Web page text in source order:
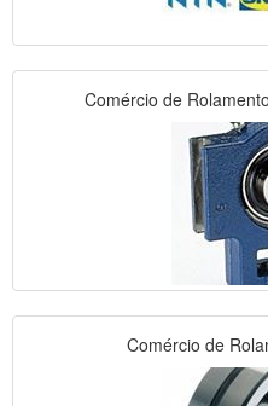
Comércio de
Comércio de